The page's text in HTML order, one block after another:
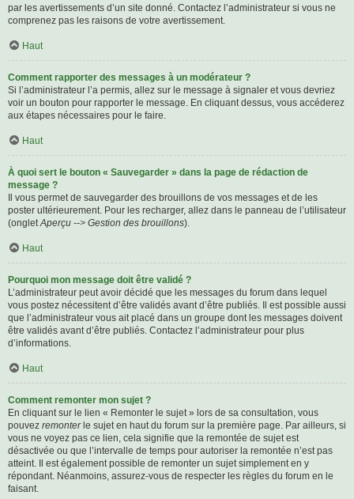
par les avertissements d’un site donné. Contactez l’administrateur si vous ne
comprenez pas les raisons de votre avertissement.
Haut
Comment rapporter des messages à un modérateur ?
Si l’administrateur l’a permis, allez sur le message à signaler et vous devriez
voir un bouton pour rapporter le message. En cliquant dessus, vous accéderez
aux étapes nécessaires pour le faire.
Haut
À quoi sert le bouton « Sauvegarder » dans la page de rédaction de
message ?
Il vous permet de sauvegarder des brouillons de vos messages et de les
poster ultérieurement. Pour les recharger, allez dans le panneau de l’utilisateur
(ongletAperçu --> Gestion des brouillons).
Haut
Pourquoi mon message doit être validé ?
L’administrateur peut avoir décidé que les messages du forum dans lequel
vous postez nécessitent d’être validés avant d’être publiés. Il est possible aussi
que l’administrateur vous ait placé dans un groupe dont les messages doivent
être validés avant d’être publiés. Contactez l’administrateur pour plus
d’informations.
Haut
Comment remonter mon sujet ?
En cliquant sur le lien « Remonter le sujet » lors de sa consultation, vous
pouvez remonterle sujet en haut du forum sur la première page. Par ailleurs, si
vous ne voyez pas ce lien, cela signifie que la remontée de sujet est
désactivée ou que l’intervalle de temps pour autoriser la remontée n’est pas
atteint. Il est également possible de remonter un sujet simplement en y
répondant. Néanmoins, assurez-vous de respecter les règles du forum en le
faisant.